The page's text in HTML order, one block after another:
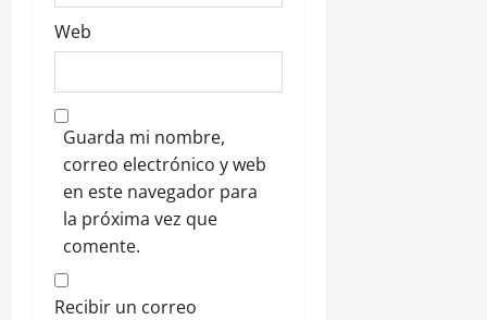
Web
Guarda mi nombre,
correo electrónico y web
en este navegador para
la próxima vez que
comente.
Recibir un correo